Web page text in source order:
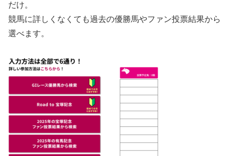
だけ。
競馬に詳しくなくても過去の優勝馬やファン投票結果から
選べます。